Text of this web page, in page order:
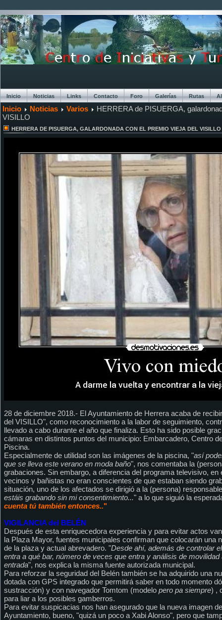
Inicio Noticias Links Contacto Foro Galerías Rutas
Chat
Inicio Noticias Varios
HERRERA de PISUERGA,
VISILLO
HERRERA DE PISUERGA, GALARDONADA CON EL PREMIO VIEJA DEL VISILLO
28 de diciembre 2018.- El Ayuntamiento de Herrera acaba de
del VISILLO", como reconocimiento a la labor de seguimiento,
llevado a cabo durante el año que finaliza. Esto ha sido posible
cámaras en distintos puntos del municipio: Embarcadero, Centro
Piscina.
Especialmente de utilidad son las imágenes de la piscina, "así
que se lleva este verano en moda baño", nos comentaba la
grabaciones. Sin embargo, a diferencia del programa televisivo,
vecinos y bañistas no eran conscientes de que estaban siendo
situación, uno de los afectados se dirigió a la (persona)
estáis grabando sin mi consentimiento..." a lo que siguió la
cuenta tú también entonces.."
VIGILANCIA del BELÉN
Después de esta enriquecedora experiencia y para evitar actos
la Plaza Mayor, fuentes municipales confirman que colocarán una
de la plaza y actual abrevadero. "Desde ahí, además de controlar
entra a qué bar, número de veces que entra y análisis de
entrada", nos explica la misma fuente autorizada municipal.
Para reforzar la seguridad del Belén también se ha adquirido una
dotada con GPS integrado que permitirá saber en todo momento
sustracción) y con navegador Tomtom (modelo pero pa siempre) ,
para liar a los posibles gamberros.
Para evitar suspicacias nos han asegurado que la nueva imagen
Ayuntamiento, bueno, "quizá un poco a Xabi Alonso", pero que